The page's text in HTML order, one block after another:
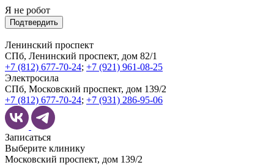
Я не робот
Подтвердить
Ленинский проспект
СПб, Ленинский проспект, дом 82/1
+7 (812) 677-70-24; +7 (921) 961-08-25
Электросила
СПб, Московский проспект, дом 139/2
+7 (812) 677-70-24; +7 (931) 286-95-06
Записаться
Выберите клинику
Московский проспект, дом 139/2